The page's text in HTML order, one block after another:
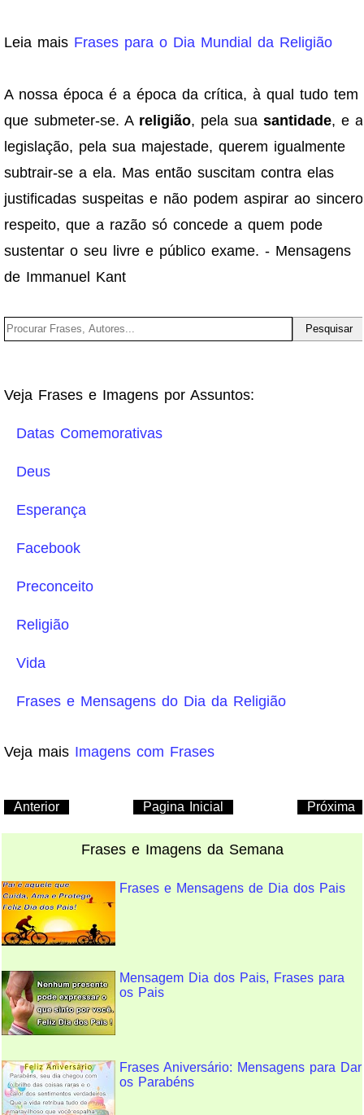
Leia mais Frases para o Dia Mundial da Religião
A nossa época é a época da crítica, à qual tudo tem
que submeter-se. A religião, pela sua santidade, e a
legislação, pela sua majestade, querem igualmente
subtrair-se a ela. Mas então suscitam contra elas
justificadas suspeitas e não podem aspirar ao sincero
respeito, que a razão só concede a quem pode
sustentar o seu livre e público exame. - Mensagens
de Immanuel Kant
Veja Frases e Imagens por Assuntos:
Datas Comemorativas
Deus
Esperança
Facebook
Preconceito
Religião
Vida
Frases e Mensagens do Dia da Religião
Veja mais Imagens com Frases
Anterior Próxima
Pagina Inicial
Frases e Imagens da Semana
Frases e Mensagens de Dia dos Pais
Mensagem Dia dos Pais, Frases para
os Pais
Frases Aniversário: Mensagens para Dar
os Parabéns